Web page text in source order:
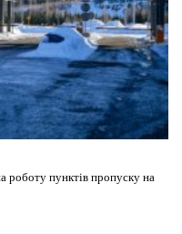
роботу пунктів пропуску на